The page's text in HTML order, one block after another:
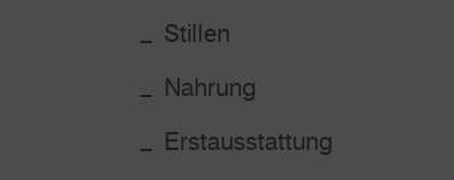
Stillen
Nahrung
Erstausstattung